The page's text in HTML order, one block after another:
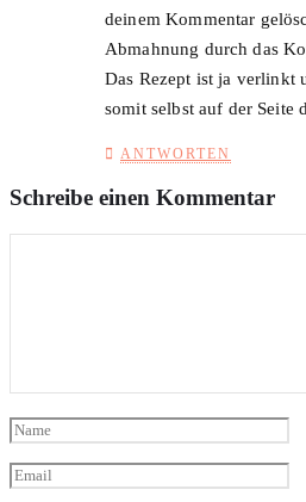
deinem Kommentar
Abmahnung durch das
Das Rezept ist ja verlinkt
somit selbst auf der Seite
ANTWORTEN
Schreibe einen Kommentar